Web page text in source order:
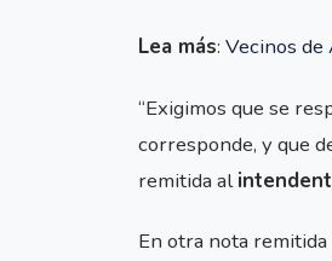
Lea más: Vecinos de
“Exigimos que se
corresponde, y que
remitida al
En otra nota